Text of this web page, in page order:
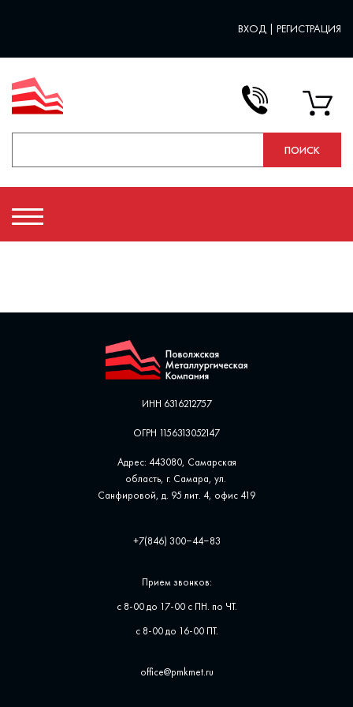
ВХОД | РЕГИСТРАЦИЯ
ИНН 6316212757
ОГРН 1156313052147
Адрес: 443080, Самарская
область, г. Самара, ул. ​
Санфировой, д. 95 лит. 4, офис ​419
+7(846) 300‒44‒83
Прием звонков:
с 8-00 до 17-00 с ПН. по ЧТ.
с 8-00 до 16-00 ПТ.
office@pmkmet.ru